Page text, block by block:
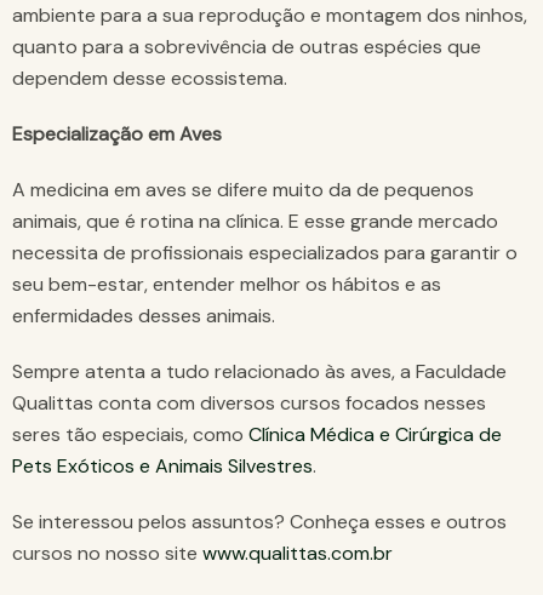
ambiente para a sua reprodução e montagem dos ninhos,
quanto para a sobrevivência de outras espécies que
dependem desse ecossistema.
Especialização em Aves
A medicina em aves se difere muito da de pequenos
animais, que é rotina na clínica. E esse grande mercado
necessita de profissionais especializados para garantir o
seu bem-estar, entender melhor os hábitos e as
enfermidades desses animais.
Sempre atenta a tudo relacionado às aves, a Faculdade
Qualittas conta com diversos cursos focados nesses
seres tão especiais, como Clínica Médica e Cirúrgica de
Pets Exóticos e Animais Silvestres.
Se interessou pelos assuntos? Conheça esses e outros
cursos no nosso site www.qualittas.com.br